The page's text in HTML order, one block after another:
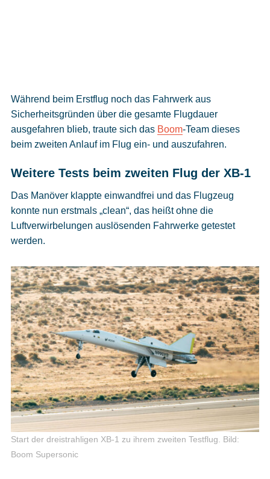
Während beim Erstflug noch das Fahrwerk aus
Sicherheitsgründen über die gesamte Flugdauer
ausgefahren blieb, traute sich das Boom-Team dieses
beim zweiten Anlauf im Flug ein- und auszufahren.
Weitere Tests beim zweiten Flug der XB-1
Das Manöver klappte einwandfrei und das Flugzeug
konnte nun erstmals „clean“, das heißt ohne die
Luftverwirbelungen auslösenden Fahrwerke getestet
werden.
Start der dreistrahligen XB-1 zu ihrem zweiten Testflug.
Bild:
Boom Supersonic